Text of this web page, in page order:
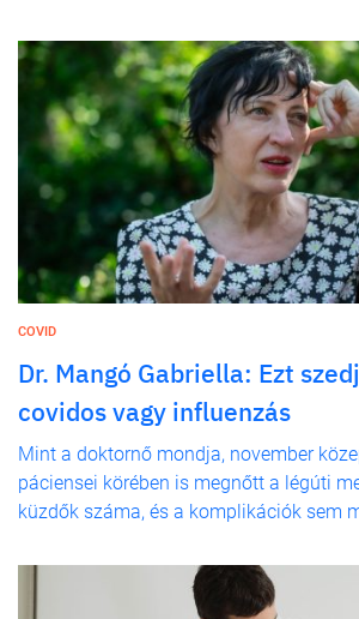
COVID
Dr. Mangó Gabriella: Ezt
covidos vagy influenzás
Mint a doktornő mondja, november
páciensei körében is megnőtt a légúti
küzdők száma, és a komplikációk sem